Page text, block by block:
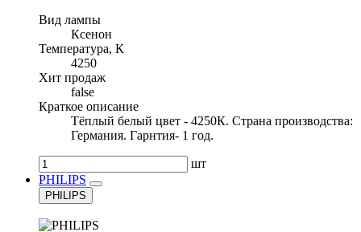
Вид лампы
Ксенон
Температура, К
4250
Хит продаж
false
Краткое описание
Тёплый белый цвет - 4250К. Страна производства:
Германия. Гарнтия- 1 год.
шт
PHILIPS
PHILIPS